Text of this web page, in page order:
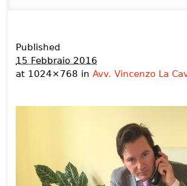
Published
15 Febbraio 2016
at 1024×768 inAvv. Vincenzo La